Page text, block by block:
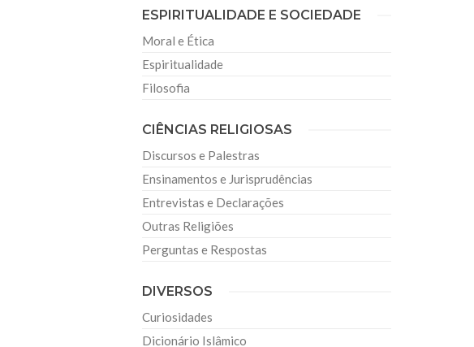
ESPIRITUALIDADE E SOCIEDADE
Moral e Ética
Espiritualidade
Filosofia
CIÊNCIAS RELIGIOSAS
Discursos e Palestras
Ensinamentos e Jurisprudências
Entrevistas e Declarações
Outras Religiões
Perguntas e Respostas
DIVERSOS
Curiosidades
Dicionário Islâmico